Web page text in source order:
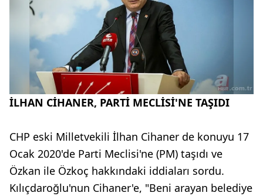
İLHAN CİHANER, PARTİ MECLİSİ'NE TAŞIDI
CHP eski Milletvekili İlhan Cihaner de konuyu 17
Ocak 2020'de Parti Meclisi'ne (PM) taşıdı ve
Özkan ile Özkoç hakkındaki iddiaları sordu.
Kılıçdaroğlu'nun Cihaner'e, "Beni arayan belediye